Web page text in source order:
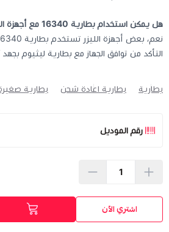
هل يمكن استخدام بطارية 16340 مع أجهزة الليزر؟
التأكد من توافق الجهاز مع بطارية ليثيوم بجهد 3.7V.
بطارية بطارية اعادة شحن بطارية صغيرة
رقم الموديل
اشتري الآن